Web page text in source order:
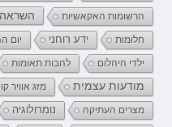
הרשומות האקאשיות השראה
חלומות ידע רוחני יום
ילדי היהלום להבות תאומות
מודעות עצמית מזג אוויר
מצרים העתיקה נומרולוגיה